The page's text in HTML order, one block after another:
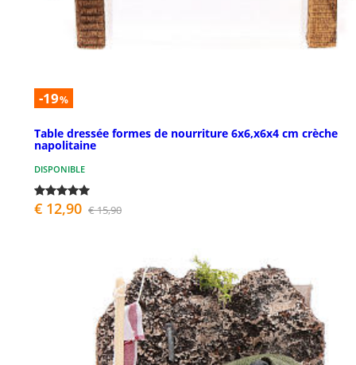
-19%
Table dressée formes de nourriture 6x6,x6x4 cm crèche
napolitaine
DISPONIBLE
€ 12,90 € 15,90